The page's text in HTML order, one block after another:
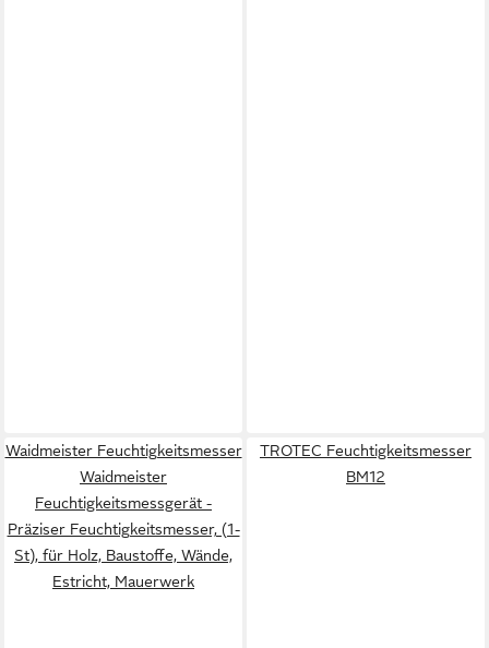
Waidmeister Feuchtigkeitsmesser
Waidmeister
Feuchtigkeitsmessgerät -
Präziser Feuchtigkeitsmesser, (1-
St), für Holz, Baustoffe, Wände,
Estricht, Mauerwerk
TROTEC Feuchtigkeitsmesser
BM12